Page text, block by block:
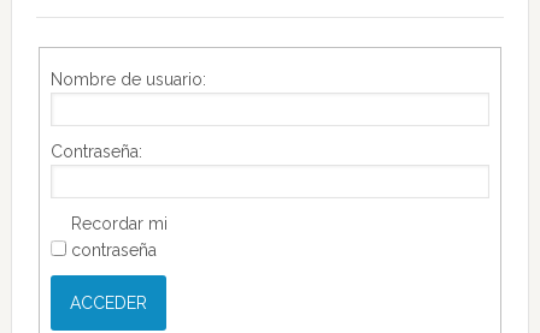
Nombre de usuario:
Contraseña:
Recordar mi
contraseña
ACCEDER